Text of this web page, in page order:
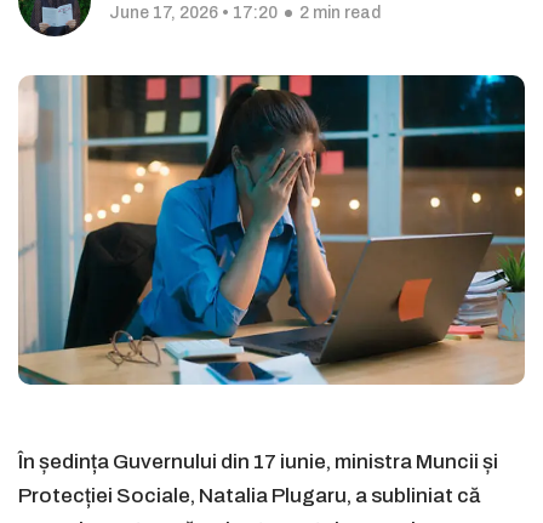
June 17, 2026 • 17:20 2 min read
În ședința Guvernului din 17 iunie, ministra Muncii și
Protecției Sociale, Natalia Plugaru, a subliniat că